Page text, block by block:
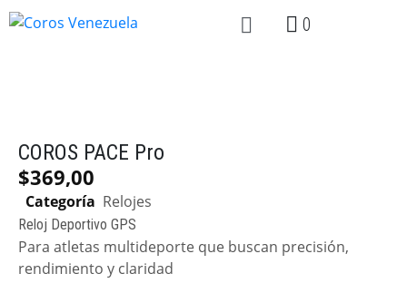
0
COROS PACE Pro
$369,00
Categoría Relojes
Reloj Deportivo GPS
Para atletas multideporte que buscan precisión,
rendimiento y claridad